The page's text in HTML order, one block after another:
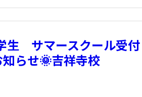
サマースクール受付
らせ🌞吉祥寺校